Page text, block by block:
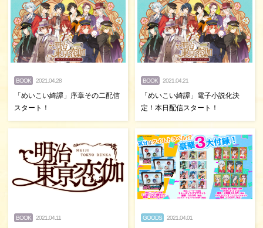
BOOK 2021.04.28
「めいこい綺譚」序章その二配信
スタート！
BOOK 2021.04.21
「めいこい綺譚」電子小説化決
定！本日配信スタート！
BOOK 2021.04.11 GOODS 2021.04.01